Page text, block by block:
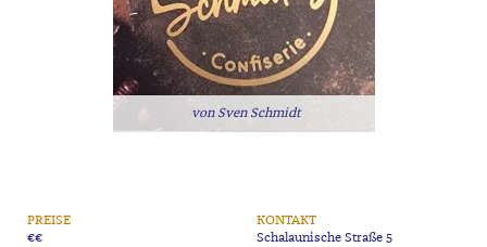
Sven Schmidt
PREISE
€€
KONTAKT
Schalaunische Straße 5